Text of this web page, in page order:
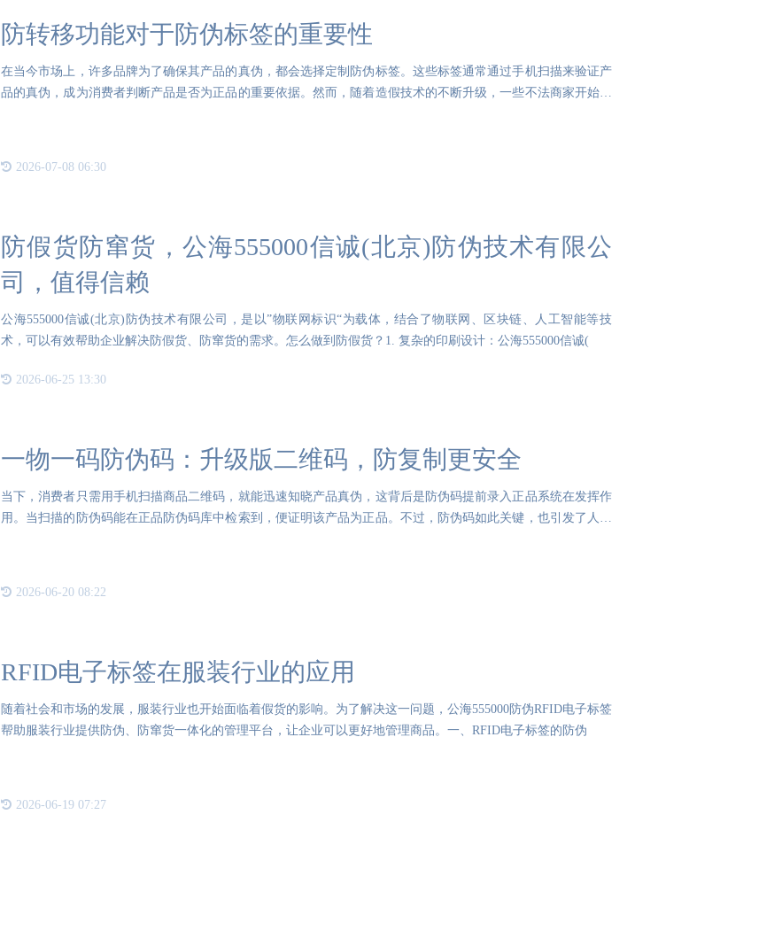
防转移功能对于防伪标签的重要性
在当今市场上，许多品牌为了确保其产品的真伪，都会选择定制防伪标签。这些标签通常通过手机扫描来验证产
品的真伪，成为消费者判断产品是否为正品的重要依据。然而，随着造假技术的不断升级，一些不法商家开始将
2026-07-08 06:30
防假货防窜货，公海555000信诚(北京)防伪技术有限公
司，值得信赖
公海555000信诚(北京)防伪技术有限公司，是以”物联网标识“为载体，结合了物联网、区块链、人工智能等技
术，可以有效帮助企业解决防假货、防窜货的需求。怎么做到防假货？1. 复杂的印刷设计：公海555000信诚(
2026-06-25 13:30
一物一码防伪码：升级版二维码，防复制更安全
当下，消费者只需用手机扫描商品二维码，就能迅速知晓产品真伪，这背后是防伪码提前录入正品系统在发挥作
用。当扫描的防伪码能在正品防伪码库中检索到，便证明该产品为正品。不过，防伪码如此关键，也引发了人们
2026-06-20 08:22
RFID电子标签在服装行业的应用
随着社会和市场的发展，服装行业也开始面临着假货的影响。为了解决这一问题，公海555000防伪RFID电子标签
帮助服装行业提供防伪、防窜货一体化的管理平台，让企业可以更好地管理商品。一、RFID电子标签的防伪
2026-06-19 07:27